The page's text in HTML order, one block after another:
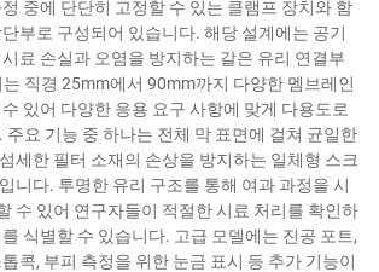
중에 단단히 고정할 수 있는 클램프 장치와 함
부로 구성되어 있습니다. 해당 설계에는 공기
료 손실과 오염을 방지하는 갈은 유리 연결부
직경 25mm에서 90mm까지 다양한 멤브레인
있어 다양한 응용 요구 사항에 맞게 다용도로
주요 기능 중 하나는 전체 막 표면에 걸쳐 균일한
세한 필터 소재의 손상을 방지하는 일체형 스크
니다. 투명한 유리 구조를 통해 여과 과정을 시
수 있어 연구자들이 적절한 시료 처리를 확인하
식별할 수 있습니다. 고급 모델에는 진공 포트,
콕, 부피 측정을 위한 눈금 표시 등 추가 기능이